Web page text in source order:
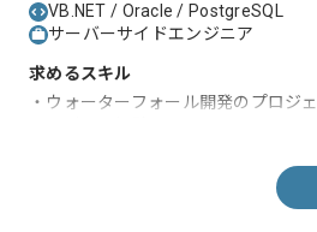
VB.NET / Oracle / PostgreSQL
サーバーサイドエンジニア
求めるスキル
・ウォーターフォール開発のプロジ